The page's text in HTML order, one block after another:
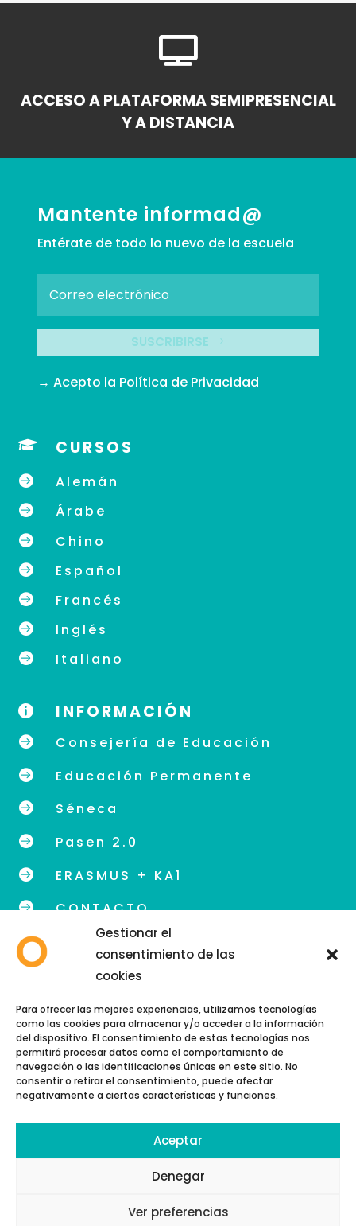
Gestionar el
consentimiento de las
cookies
Para ofrecer las mejores experiencias, utilizamos tecnologías
como las cookies para almacenar y/o acceder a la información
del dispositivo. El consentimiento de estas tecnologías nos
permitirá procesar datos como el comportamiento de
navegación o las identificaciones únicas en este sitio. No
consentir o retirar el consentimiento, puede afectar
negativamente a ciertas características y funciones.
Aceptar
Denegar
Ver preferencias

ACCESO A PLATAFORMA SEMIPRESENCIAL
Y A DISTANCIA
Mantente informad@
Entérate de todo lo nuevo de la escuela
SUSCRIBIRSE
→ Acepto la Política de Privacidad
 CURSOS
 Alemán
 Árabe
 Chino
 Español
 Francés
 Inglés
 Italiano
 INFORMACIÓN
 Consejería de Educación
 Educación Permanente
 Séneca
 Pasen 2.0
 ERASMUS + KA1
 CONTACTO
Teléfono: 958 89 48 54
Copyright © 2026 | EOI GRANADA
Política de cookies
Aviso Legal